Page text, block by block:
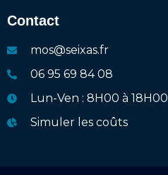
Contact
mos@seixas.fr
06 95 69 84 08
Lun-Ven : 8H00 à 18H00
Simuler les coûts